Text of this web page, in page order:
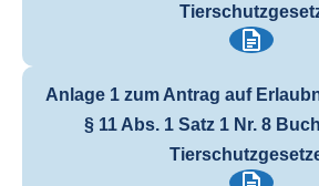
Anlage 1 zum Antrag auf
§ 11 Abs. 1 Satz 1 Nr. 8